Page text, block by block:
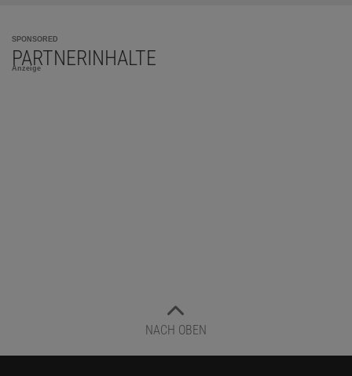
SPONSORED
PARTNERINHALTE
Anzeige
NACH OBEN